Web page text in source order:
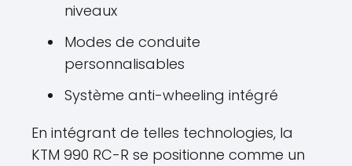
niveaux
Modes de conduite
personnalisables
Système anti-wheeling intégré
En intégrant de telles technologies, la
KTM 990 RC-R se positionne comme un